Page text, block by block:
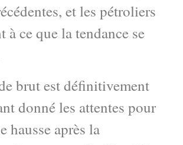
et les pétroliers
à ce que la tendance se
brut est définitivement
donné les attentes pour
hausse après la